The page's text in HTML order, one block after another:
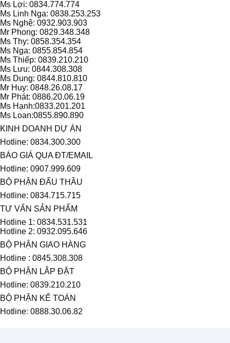
Ms Lợi: 0834.774.774
Ms Linh Nga: 0838.253.253
Ms Nghệ: 0932.903.903
Mr Phong: 0829.348.348
Ms Thy: 0858.354.354
Ms Nga: 0855.854.854
Ms Thiếp: 0839.210.210
Ms Lưu: 0844.308.308
Ms Dung: 0844.810.810
Mr Huy: 0848.26.08.17
Mr Phát: 0886.20.06.19
Ms Hạnh:0833.201.201
Ms Loan:0855.890.890
KINH DOANH DỰ ÁN
Hotline: 0834.300.300
BÁO GIÁ QUA ĐT/EMAIL
Hotline: 0907.999.609
BỘ PHẬN ĐẤU THẦU
Hotline: 0834.715.715
TƯ VẤN SẢN PHẨM
Hotline 1: 0834.531.531
Hotline 2: 0932.095.646
BỘ PHẬN GIAO HÀNG
Hotline : 0845.308.308
BỘ PHẬN LẮP ĐẶT
Hotline: 0839.210.210
BỘ PHẬN KẾ TOÁN
Hotline: 0888.30.06.82